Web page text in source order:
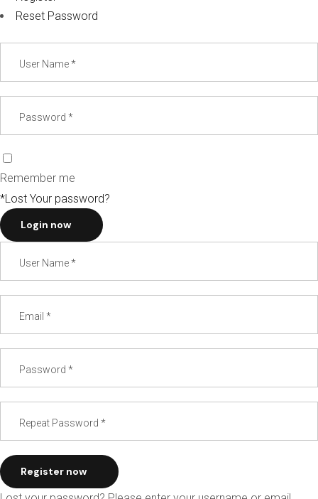
Reset Password
Remember me
*Lost Your password?
Login now
Register now